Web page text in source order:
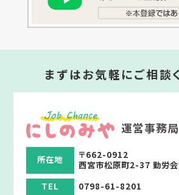
まずはお気軽にご相談
運営事務局
所在地
〒662-0912
西宮市松原町2-37 勤労
TEL
0798-61-8201